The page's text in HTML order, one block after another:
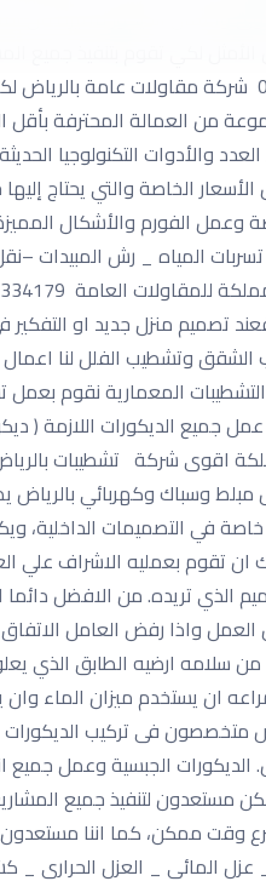
للمقاولات العامة والتشطيبات واعمال
من العمالة المحترفة
والأدوات التكنولوجيا
الخاصة والتي يحتاج
وعمل الفورم والأشكال
المياه _ رش
تصميم منزل جديد او
الشقق وتشطيب الفلل لنا
المعمارية نقوم
عمل جميع الديكورات
شركة تشطيبات بالرياض.
وسباك وكهربائي
في التصميمات الداخلية،
تقوم بعمليه الاشراف علي
الذي تريده. من الافضل
واذا رفض العامل
سلامه ارضيه الطابق الذي
ان يستخدم ميزان
فى تركيب الديكورات
الجبسية وعمل
لتنفيذ جميع
ممكن، كما اننا مستعدون
عزل المائى _ العزل